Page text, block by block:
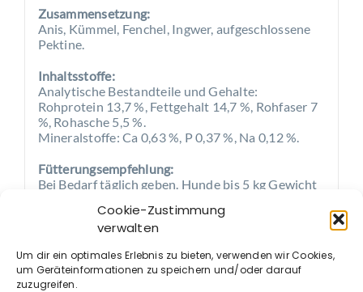
Cookie-Zustimmung
verwalten
Um dir ein optimales Erlebnis zu bieten, verwenden wir Cookies,
um Geräteinformationen zu speichern und/oder darauf
zuzugreifen.
Zusammensetzung:
Anis, Kümmel, Fenchel, Ingwer, aufgeschlossene
Pektine.
Inhaltsstoffe:
Analytische Bestandteile und Gehalte:
Rohprotein 13,7 %, Fettgehalt 14,7 %, Rohfaser 7
%, Rohasche 5,5 %.
Mineralstoffe: Ca 0,63 %, P 0,37 %, Na 0,12 %.
Fütterungsempfehlung:
Bei Bedarf täglich geben. Hunde bis 5 kg Gewicht
erhalten die doppelte bis dreifache Menge. Der
Messlöffel fasst 2 g.